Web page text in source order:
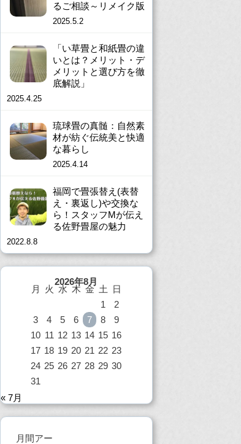
るご相談～リメイク版
2025.5.2
「い草畳と和紙畳の違
いとは？メリット・デ
メリットと選び方を徹
底解説」
2025.4.25
琉球畳の真髄：自然素
材が紡ぐ伝統美と快適
な暮らし
2025.4.14
福岡で畳張替え(表替
え・裏返し)や交換な
ら！スタッフMが伝え
る佐野畳屋の魅力
2022.8.8
2026年8月
月 火 水 木 金 土
日
1
2
3
4 5 6 7 8
9
10 11 12 13 14 15 16
17 18 19 20 21 22 23
24 25 26 27 28 29 30
31
« 7月
月間アー